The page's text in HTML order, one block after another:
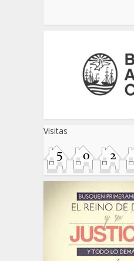
Visitas